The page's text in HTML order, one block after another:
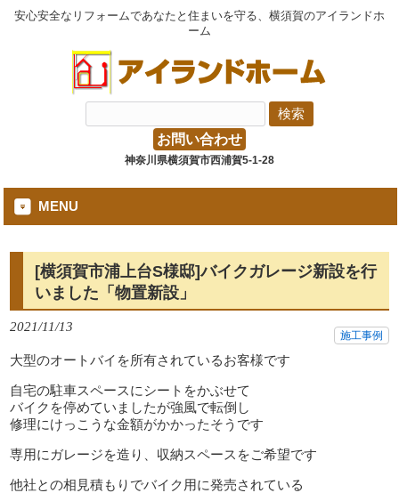
安心安全なリフォームであなたと住まいを守る、横須賀のアイランドホ
ーム
お問い合わせ
神奈川県横須賀市西浦賀5-1-28
MENU
[横須賀市浦上台S様邸]バイクガレージ新設を行
いました「物置新設」
2021/11/13
施工事例
大型のオートバイを所有されているお客様です
自宅の駐車スペースにシートをかぶせて
バイクを停めていましたが強風で転倒し
修理にけっこうな金額がかかったそうです
専用にガレージを造り、収納スペースをご希望です
他社との相見積もりでバイク用に発売されている